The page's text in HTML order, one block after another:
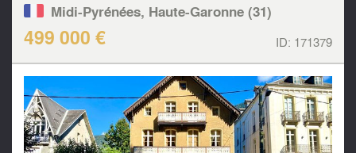
Midi-Pyrénées, Haute-Garonne (31)
499 000 € ID: 171379